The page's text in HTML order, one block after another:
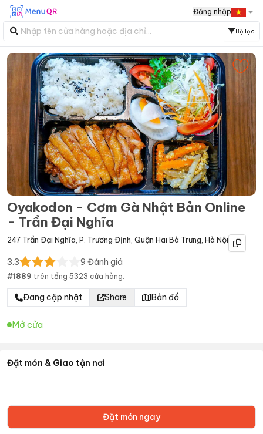
Đăng nhập
Bộ lọc
Oyakodon - Cơm Gà Nhật Bản Online
- Trần Đại Nghĩa
247 Trần Đại Nghĩa, P. Trương Định, Quận Hai Bà Trưng, Hà Nội
3.3 9 Đánh giá
#1889 trên tổng 5323 cửa hàng.
Đang cập nhật Share Bản đồ
Mở cửa
Đặt món & Giao tận nơi
Đặt món ngay